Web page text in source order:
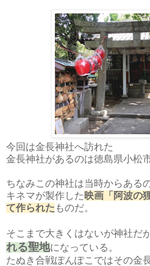
今回は金長神社へ訪れた
金長神社があるのは徳島県小松市
ちなみこの神社は当時からある
キネマが製作した 映画「阿波の
て作られた ものだ。
そこまで大きくはないが神社だが
れる聖地になっている。
たぬき合戦ぽんぽこではその金